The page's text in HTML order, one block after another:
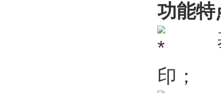
功能特
基
印；